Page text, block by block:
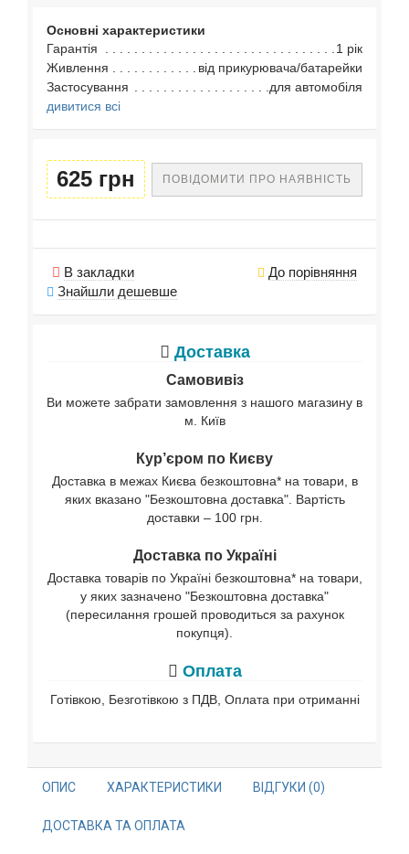
Основні характеристики
Гарантія
1 рік
Живлення
від прикурювача/батарейки
Застосування
для автомобіля
дивитися всі
625 грн ПОВІДОМИТИ ПРО НАЯВНІСТЬ
В закладки
До порівняння
Знайшли дешевше
Доставка
Самовивіз
Ви можете забрати замовлення з нашого магазину в
м. Київ
Кур’єром по Києву
Доставка в межах Києва безкоштовна* на товари, в
яких вказано "Безкоштовна доставка". Вартість
доставки – 100 грн.
Доставка по Україні
Доставка товарів по Україні безкоштовна* на товари,
у яких зазначено "Безкоштовна доставка"
(пересилання грошей проводиться за рахунок
покупця).
Оплата
Готівкою, Безготівкою з ПДВ, Оплата при отриманні
ОПИС ХАРАКТЕРИСТИКИ ВІДГУКИ (0)
ДОСТАВКА ТА ОПЛАТА